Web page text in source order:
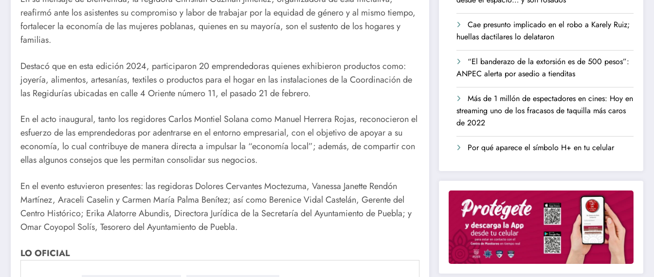
reafirmó ante los asistentes su compromiso y labor de trabajar por la equidad de género y al mismo tiempo,
fortalecer la economía de las mujeres poblanas, quienes en su mayoría, son el sustento de los hogares y
familias.
Destacó que en esta edición 2024, participaron 20 emprendedoras quienes exhibieron productos como:
joyería, alimentos, artesanías, textiles o productos para el hogar en las instalaciones de la Coordinación de
las Regidurías ubicadas en calle 4 Oriente número 11, el pasado 21 de febrero.
En el acto inaugural, tanto los regidores Carlos Montiel Solana como Manuel Herrera Rojas, reconocieron el
esfuerzo de las emprendedoras por adentrarse en el entorno empresarial, con el objetivo de apoyar a su
economía, lo cual contribuye de manera directa a impulsar la “economía local”; además, de compartir con
ellas algunos consejos que les permitan consolidar sus negocios.
En el evento estuvieron presentes: las regidoras Dolores Cervantes Moctezuma, Vanessa Janette Rendón
Martínez, Araceli Caselin y Carmen María Palma Benítez; así como Berenice Vidal Castelán, Gerente del
Centro Histórico; Erika Alatorre Abundis, Directora Jurídica de la Secretaría del Ayuntamiento de Puebla; y
Omar Coyopol Solís, Tesorero del Ayuntamiento de Puebla.
LO OFICIAL
Cae presunto implicado en el robo a Karely Ruiz;
huellas dactilares lo delataron
“El banderazo de la extorsión es de 500 pesos”:
ANPEC alerta por asedio a tienditas
Más de 1 millón de espectadores en cines: Hoy en
streaming uno de los fracasos de taquilla más caros
de 2022
Por qué aparece el símbolo H+ en tu celular